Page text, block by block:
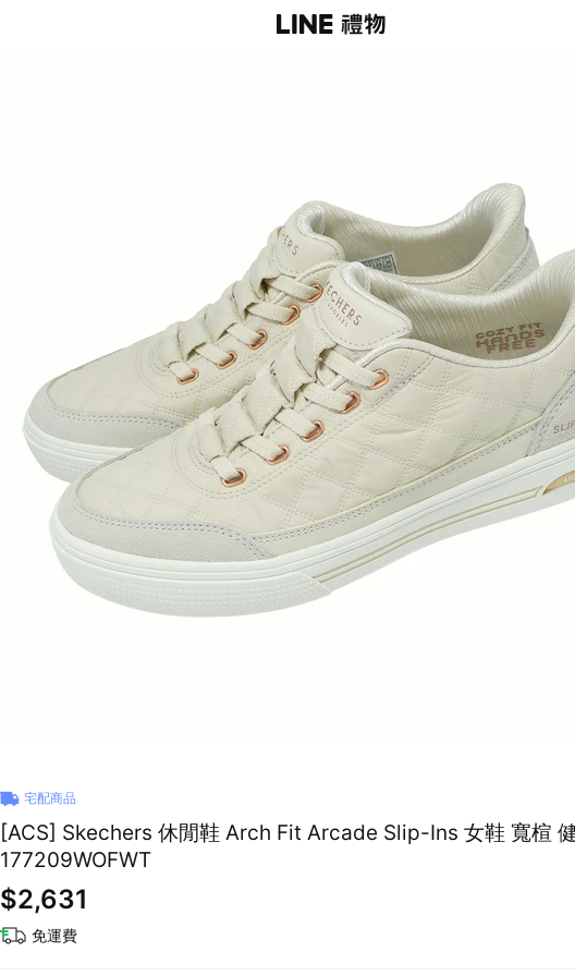
宅配商品
[ACS] Skechers 休閒鞋 Arch Fit Arcade Slip-Ins 女鞋 寬楦
177209WOFWT
$2,631
免運費